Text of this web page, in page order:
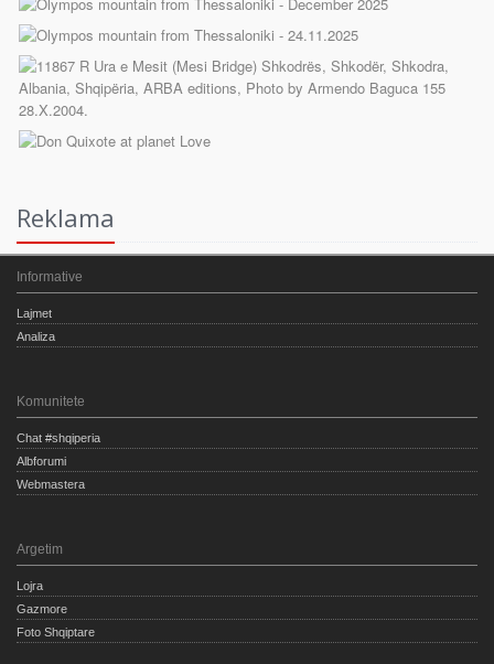
Reklama
Informative
Lajmet
Analiza
Komunitete
Chat #shqiperia
Albforumi
Webmastera
Argetim
Lojra
Gazmore
Foto Shqiptare